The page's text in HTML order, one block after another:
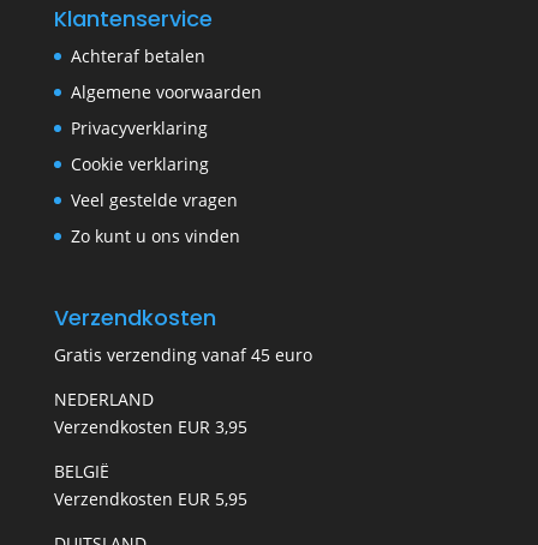
Klantenservice
Achteraf betalen
Algemene voorwaarden
Privacyverklaring
Cookie verklaring
Veel gestelde vragen
Zo kunt u ons vinden
Verzendkosten
Gratis verzending vanaf 45 euro
NEDERLAND
Verzendkosten EUR 3,95
BELGIË
Verzendkosten EUR 5,95